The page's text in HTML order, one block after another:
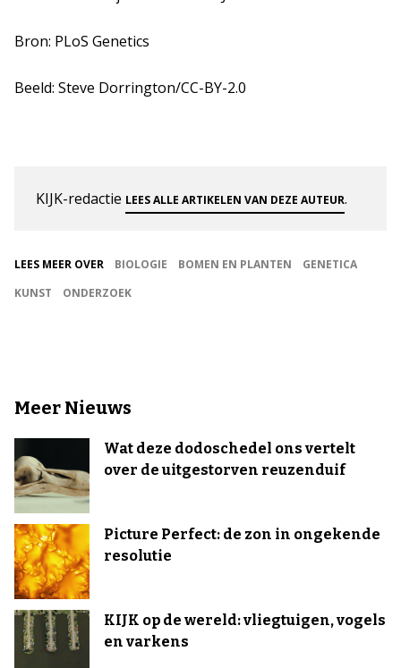
Bron: PLoS Genetics
Beeld: Steve Dorrington/CC-BY-2.0
KIJK-redactie LEES ALLE ARTIKELEN VAN DEZE AUTEUR.
LEES MEER OVER BIOLOGIE BOMEN EN PLANTEN
GENETICA
KUNST
ONDERZOEK
Meer Nieuws
Wat deze dodoschedel ons vertelt
over de uitgestorven reuzenduif
Picture Perfect: de zon in ongekende
resolutie
KIJK op de wereld: vliegtuigen, vogels
en varkens